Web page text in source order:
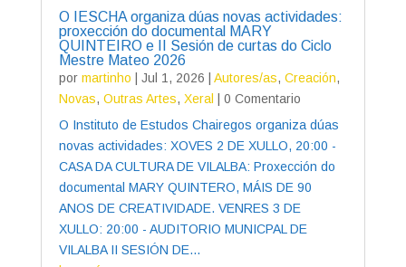
O IESCHA organiza dúas novas actividades:
proxección do documental MARY
QUINTEIRO e II Sesión de curtas do Ciclo
Mestre Mateo 2026
por martinho Jul 1, 2026 Autores/as, Creación,
Novas, Outras Artes, Xeral
| 0 Comentario
O Instituto de Estudos Chairegos organiza dúas
novas actividades: XOVES 2 DE XULLO, 20:00 -
CASA DA CULTURA DE VILALBA: Proxección do
documental MARY QUINTERO, MÁIS DE 90
ANOS DE CREATIVIDADE. VENRES 3 DE
XULLO: 20:00 - AUDITORIO MUNICPAL DE
VILALBA II SESIÓN DE...